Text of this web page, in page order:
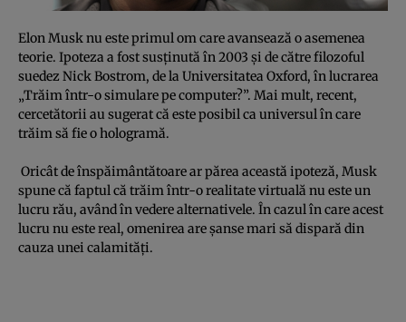
Elon Musk nu este primul om care avansează o asemenea
teorie. Ipoteza a fost susţinută în 2003 şi de către filozoful
suedez Nick Bostrom, de la Universitatea Oxford, în lucrarea
„Trăim într-o simulare pe computer?”. Mai mult, recent,
cercetătorii au sugerat că este posibil ca universul în care
trăim să fie o hologramă.
Oricât de înspăimântătoare ar părea această ipoteză, Musk
spune că faptul că trăim într-o realitate virtuală nu este un
lucru rău, având în vedere alternativele. În cazul în care acest
lucru nu este real, omenirea are şanse mari să dispară din
cauza unei calamităţi.